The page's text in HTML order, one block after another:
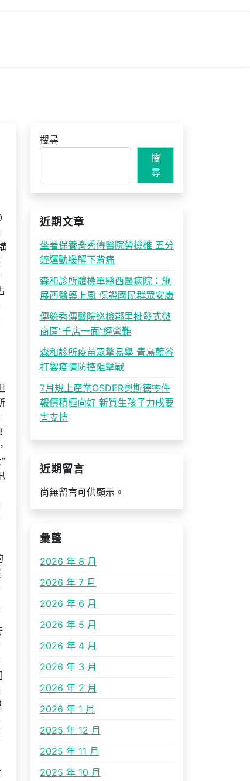
搜尋
搜
尋
近期文章
坐著保養脊秀傳醫院勞檢椎 五分
鐘運動緩解下背痛
森和診所體檢單縣西醫病院：施
展西醫藥上風 保證國民群眾安康
傳統秀傳醫院巡檢鄰里批發式微
商區“千店一面”經營難
森和診所疫苗眾擎易舉 青島藍谷
打響疫情防控阻擊戰
7月規上產業OSDER奧斯德零件
報價積極向好 新質生孩子力成要
害支持
近期留言
尚無留言可供顯示。
彙整
2026 年 8 月
2026 年 7 月
2026 年 6 月
2026 年 5 月
2026 年 4 月
2026 年 3 月
2026 年 2 月
2026 年 1 月
2025 年 12 月
2025 年 11 月
2025 年 10 月